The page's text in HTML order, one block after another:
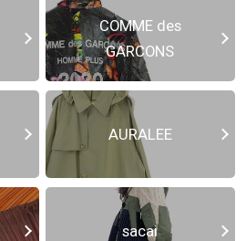
COMME des
GARCONS
AURALEE
sacai